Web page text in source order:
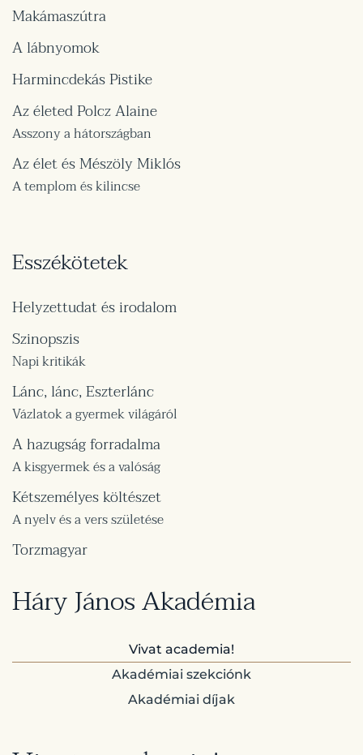
Makámaszútra
A lábnyomok
Harmincdekás Pistike
Az életed Polcz Alaine
Asszony a hátországban
Az élet és Mészöly Miklós
A templom és kilincse
Esszékötetek
Helyzettudat és irodalom
Szinopszis
Napi kritikák
Lánc, lánc, Eszterlánc
Vázlatok a gyermek világáról
A hazugság forradalma
A kisgyermek és a valóság
Kétszemélyes költészet
A nyelv és a vers születése
Torzmagyar
Háry János Akadémia
Vivat academia!
Akadémiai szekciónk
Akadémiai díjak